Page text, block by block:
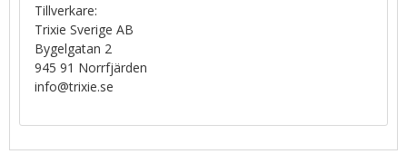
Tillverkare:
Trixie Sverige AB
Bygelgatan 2
945 91 Norrfjärden
info@trixie.se